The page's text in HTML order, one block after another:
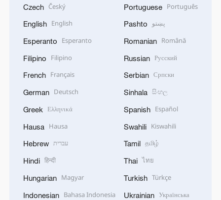
Czech Český
English English
Esperanto Esperanto
Filipino Filipino
French Français
German Deutsch
Greek Ελληνικά
Hausa Hausa
Hebrew עברית
Hindi हिन्दी
Hungarian Magyar
Indonesian Bahasa Indonesia
Portuguese Português
Pashto پښتو
Romanian Română
Russian Русский
Serbian Српски
Sinhala සිංහල
Spanish Español
Swahili Kiswahili
Tamil தமிழ்
Thai ไทย
Turkish Türkçe
Ukrainian Українська